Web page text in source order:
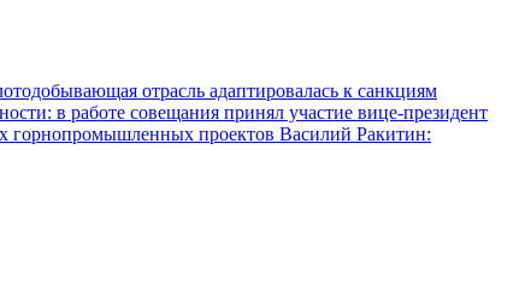
отрасль адаптировалась к санкциям
в работе совещания принял участие вице-президент
горнопромышленных проектов Василий Ракитин: